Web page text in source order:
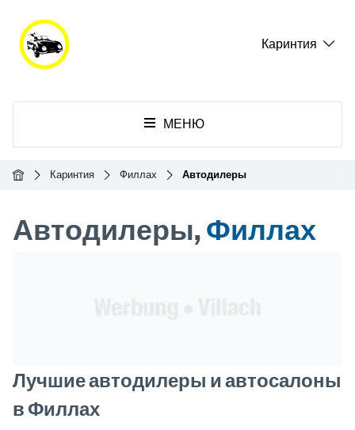
Каринтия
МЕНЮ
ГлавнаяКаринтия Филлах Автодилеры
Автодилеры,Филлах
Лучшие автодилеры и автосалоны
в Филлах